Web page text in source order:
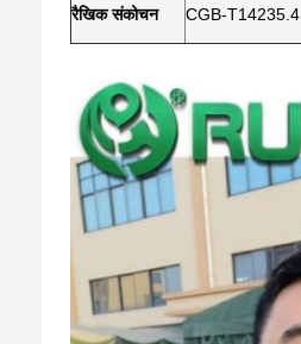
रैखिक संकोचन CGB-T14235.4